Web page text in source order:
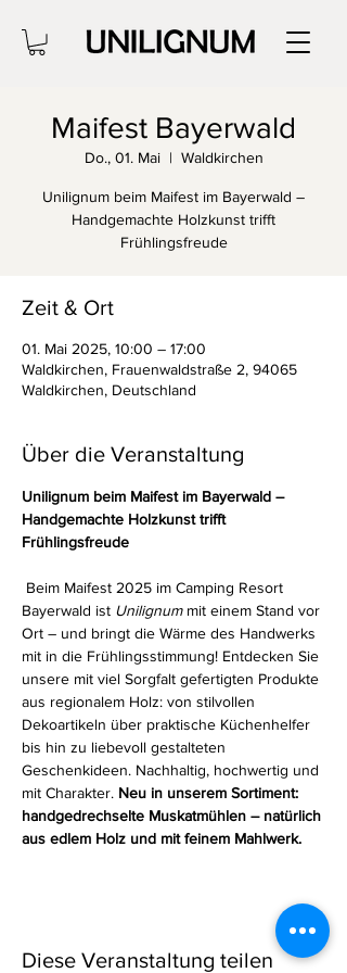
Maifest Bayerwald
Do., 01. Mai
  |
Waldkirchen
Unilignum beim Maifest im Bayerwald –
Handgemachte Holzkunst trifft
Frühlingsfreude
Zeit & Ort
01. Mai 2025, 10:00 – 17:00
Waldkirchen, Frauenwaldstraße 2, 94065
Waldkirchen, Deutschland
Über die Veranstaltung
Unilignum beim Maifest im Bayerwald –
Handgemachte Holzkunst trifft
Frühlingsfreude
Bayerwald ist Unilignum mit einem Stand vor
Ort – und bringt die Wärme des Handwerks
mit in die Frühlingsstimmung! Entdecken Sie
unsere mit viel Sorgfalt gefertigten Produkte
aus regionalem Holz: von stilvollen
Dekoartikeln über praktische Küchenhelfer
bis hin zu liebevoll gestalteten
Geschenkideen. Nachhaltig, hochwertig und
mit Charakter. Neu in unserem Sortiment:
handgedrechselte Muskatmühlen – natürlich
aus edlem Holz und mit feinem Mahlwerk.
Diese Veranstaltung teilen